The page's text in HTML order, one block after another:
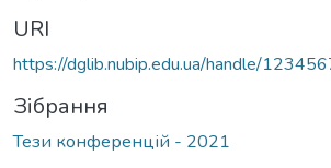
URI
https://dglib.nubip.edu.ua/handle/
Зібрання
Тези конференцій - 2021